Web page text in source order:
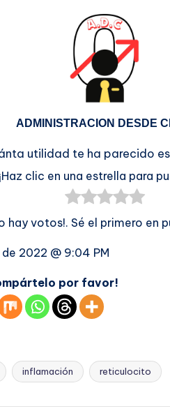
ADMINISTRACION DESDE
utilidad te ha parecido
¡Haz clic en una estrella para
hay votos!. Sé el primero en
2022 @ 9:04 PM
por favor!
inflamación reticulocito